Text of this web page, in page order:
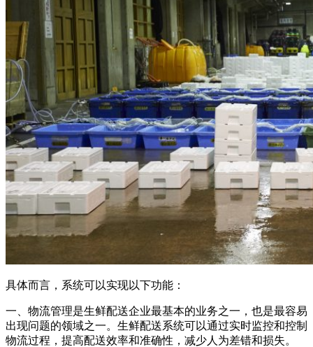
具体而言，系统可以实现以下功能：
一、物流管理是生鲜配送企业最基本的业务之一，也是最容易
出现问题的领域之一。生鲜配送系统可以通过实时监控和控制
物流过程，提高配送效率和准确性，减少人为差错和损失。